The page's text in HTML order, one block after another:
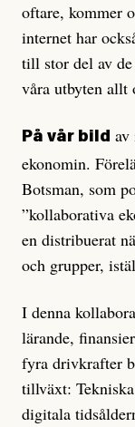
oftare, kommer
internet har
till stor del av
våra utbyten allt
På vår bild av
ekonomin.
Botsman, som
”kollaborativa
en distribuerat
och grupper,
I denna
lärande,
fyra drivkrafter
tillväxt:
digitala